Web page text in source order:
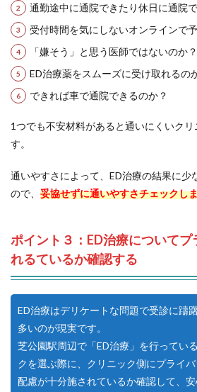
通勤途中に通院できたり休日に通院
受付時間を気にしないオンラインで
「嫌そう」と思う医師ではないのか？
ED治療薬をスムーズに受け取れるの
できれば車で通院できるのか？
1つでも不安材料があると通いにくいク
す。
通いやすさによって、ED治療の結果に少
ので、 妥協せずに通いやすさチェックし
ポイント３：ED治療についてプ
れるているか確認する
ED治療はデリケートな問題で受診に躊
多いのが現実です。
芝公園駅周辺で「ED治療」を行ってい
クを選ぶ際に、クリニック側にプライ
配慮が十分施されているか確認して、